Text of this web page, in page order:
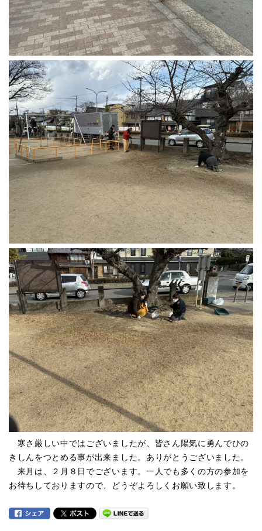
寒さ厳しい中ではございましたが、皆さん陽気に勇んでひの
きしんをつとめる事が出来ました。ありがとうございました。
来月は、２月８日でございます。一人でも多くの方の参加を
お待ちしておりますので、どうぞよろしくお願い致します。